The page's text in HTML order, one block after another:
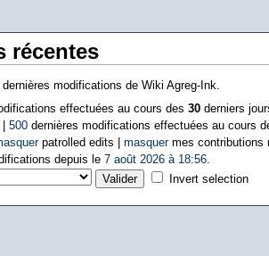
récentes
modifications de Wiki Agreg-Ink.
effectuées au cours des 30derniers
500dernières modifications effectuées au cours
patrolled edits | masquermes contributions
depuis le 7 août 2026 à 18:56.
Invert selection